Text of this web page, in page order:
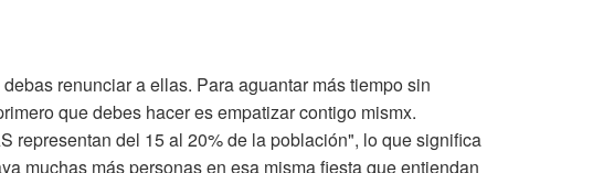
renunciar a ellas. Para aguantar más tiempo sin
que debes hacer es empatizar contigo mismx.
representan del 15 al 20% de la población", lo que significa
muchas más personas en esa misma fiesta que entiendan